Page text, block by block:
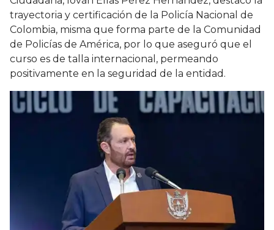
trayectoria y certificación de la Policía Nacional de
Colombia, misma que forma parte de la Comunidad
de Policías de América, por lo que aseguró que el
curso es de talla internacional, permeando
positivamente en la seguridad de la entidad.